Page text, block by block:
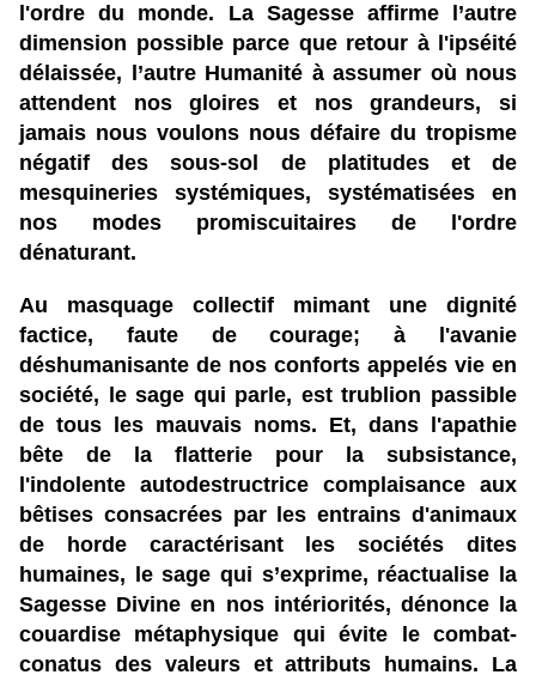
l'ordre du monde. La Sagesse affirme l’autre
dimension possible parce que retour à l'ipséité
délaissée, l’autre Humanité à assumer où nous
attendent nos gloires et nos grandeurs, si
jamais nous voulons nous défaire du tropisme
négatif des sous-sol de platitudes et de
mesquineries systémiques, systématisées en
nos modes promiscuitaires de l'ordre
dénaturant.
Au masquage collectif mimant une dignité
factice, faute de courage; à l'avanie
déshumanisante de nos conforts appelés vie en
société, le sage qui parle, est trublion passible
de tous les mauvais noms. Et, dans l'apathie
bête de la flatterie pour la subsistance,
l'indolente autodestructrice complaisance aux
bêtises consacrées par les entrains d'animaux
de horde caractérisant les sociétés dites
humaines, le sage qui s’exprime, réactualise la
Sagesse Divine en nos intériorités, dénonce la
couardise métaphysique qui évite le combat-
conatus des valeurs et attributs humains. La